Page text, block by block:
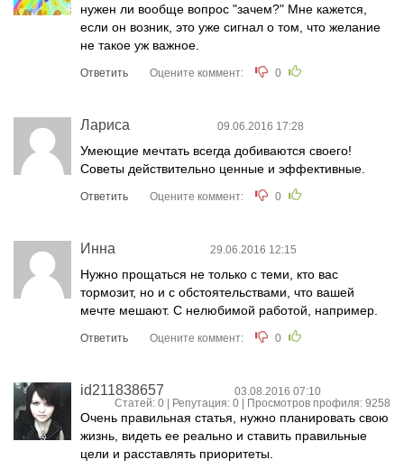
нужен ли вообще вопрос "зачем?" Мне кажется,
если он возник, это уже сигнал о том, что желание
не такое уж важное.
Ответить Оцените коммент: 0
Лариса 09.06.2016 17:28
Умеющие мечтать всегда добиваются своего!
Советы действительно ценные и эффективные.
Ответить Оцените коммент: 0
Инна 29.06.2016 12:15
Нужно прощаться не только с теми, кто вас
тормозит, но и с обстоятельствами, что вашей
мечте мешают. С нелюбимой работой, например.
Ответить Оцените коммент: 0
id211838657
03.08.2016 07:10
Статей: 0 | Репутация: 0 | Просмотров профиля: 9258
Очень правильная статья, нужно планировать свою
жизнь, видеть ее реально и ставить правильные
цели и расставлять приоритеты.